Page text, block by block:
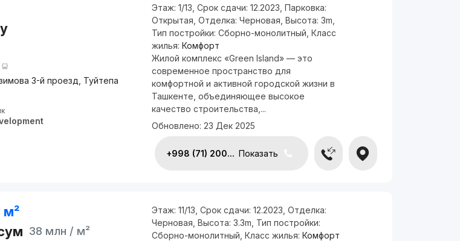
3-й проезд, Туйтепа
Этаж: 1/13 Срок сдачи: 12.2023 Парковка:
Открытая Отделка: Черновая Высота: 3m
Тип постройки: Сборно-монолитный Класс
жилья: Комфорт
Жилой комплекс «Green Island» — это
современное пространство для
комфортной и активной городской жизни в
Ташкенте, объединяющее высокое
качество строительства,...
Обновлено: 23 Дек 2025
+998 (71) 200... Показать
м²
38 млн / м²
Этаж: 11/13 Срок сдачи: 12.2023 Отделка:
Черновая Высота: 3.3m Тип постройки:
Сборно-монолитный Класс жилья: Комфорт